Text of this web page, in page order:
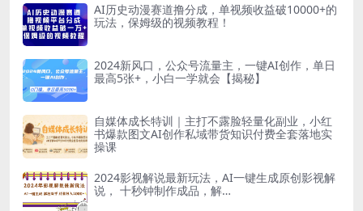
AI历史动漫赛道撸分成，单视频收益破10000+的
玩法，保姆级的视频教程！
2024新风口，公众号流量主，一键AI创作，单日
最高5张+，小白一学就会【揭秘】
自媒体成长特训｜主打不露脸轻量化副业，小红
书爆款图文AI创作私域带货知识付费全套落地实
操课
2024影视解说最新玩法，AI一键生成原创影视解
说， 十秒钟制作成品，解…